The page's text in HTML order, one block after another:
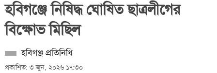
হবিগঞ্জে নিষিদ্ধ ঘোষিত ছাত্রলীগের
বিক্ষোভ মিছিল
হবিগঞ্জ প্রতিনিধি
প্রকাশিত: ৩ জুন, ২০২৬ ১৭:৩০